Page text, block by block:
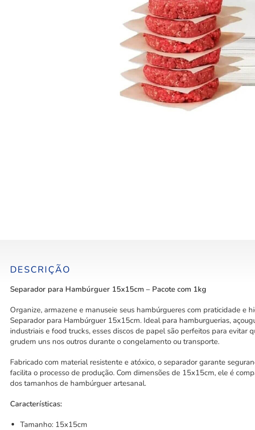
DESCRIÇÃO
Separador para Hambúrguer 15x15cm – Pacote com 1kg
Organize, armazene e manuseie seus hambúrgueres com praticidade e
Separador para Hambúrguer 15x15cm. Ideal para hamburguerias,
industriais e food trucks, esses discos de papel são perfeitos para evitar
grudem uns nos outros durante o congelamento ou transporte.
Fabricado com material resistente e atóxico, o separador garante
facilita o processo de produção. Com dimensões de 15x15cm, ele é
dos tamanhos de hambúrguer artesanal.
Características:
Tamanho: 15x15cm